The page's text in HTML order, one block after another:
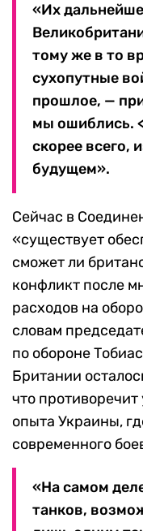
«Их
тому же в то
сухопутные
прошлое, —
мы ошиблись.
скорее всего,
будущем».
Сейчас в
«существует
сможет ли
конфликт после
расходов на
словам
по обороне
Британии
что
опыта Украины,
современного
«На самом
танков,